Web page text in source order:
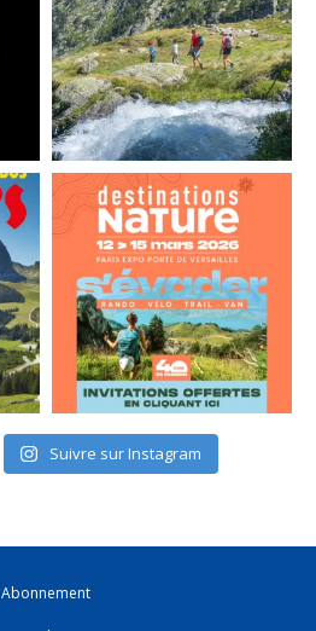
Suivre sur Instagram
Abonnement